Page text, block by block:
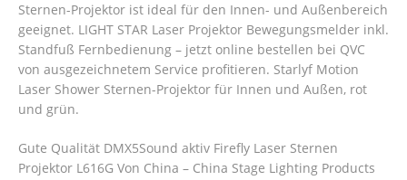
Sternen-Projektor ist ideal für den Innen- und Außenbereich
geeignet. LIGHT STAR Laser Projektor Bewegungsmelder inkl.
Standfuß Fernbedienung – jetzt online bestellen bei QVC
von ausgezeichnetem Service profitieren. Starlyf Motion
Laser Shower Sternen-Projektor für Innen und Außen, rot
und grün.
Gute Qualität DMX5Sound aktiv Firefly Laser Sternen
Projektor L616G Von China – China Stage Lighting Products